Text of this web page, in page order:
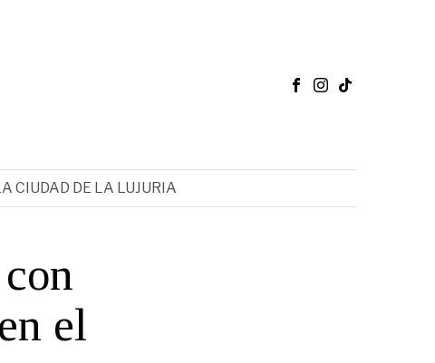
CIUDAD DE LA LUJURIA
el